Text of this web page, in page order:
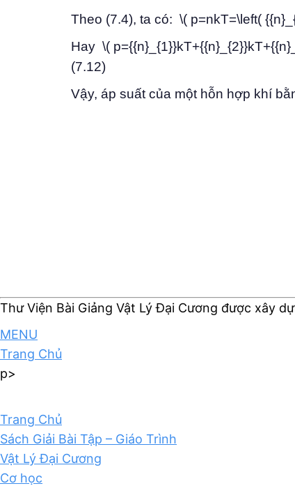
Theo (7.4), ta có: \( p=nkT=\left(
Hay \(
(7.12)
Vậy, áp suất của một hỗn hợp khí
Thư Viện Bài Giảng Vật Lý Đại Cương được xây
MENU
Trang Chủ
p>
Trang Chủ
Sách Giải Bài Tập – Giáo Trình
Vật Lý Đại Cương
Cơ học